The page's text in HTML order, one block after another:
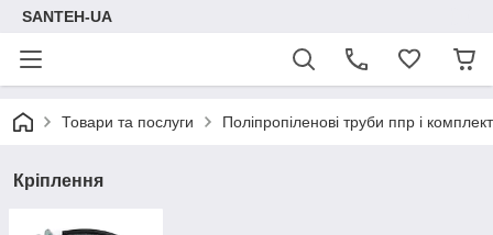
SANTEH-UA
Товари та послуги Поліпропіленові труби ппр і
Кріплення